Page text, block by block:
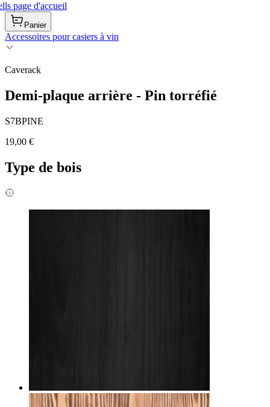
page d'accueil
Panier
Accessoires pour casiers à vin
Caverack
Demi-plaque arrière - Pin torréfié
S7BPINE
19,00 €
Type de bois